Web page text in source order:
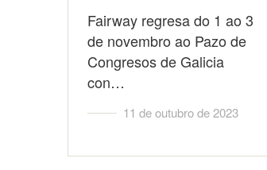
Fairway regresa do 1 ao 3
de novembro ao Pazo de
Congresos de Galicia
con…
11 de outubro de 2023